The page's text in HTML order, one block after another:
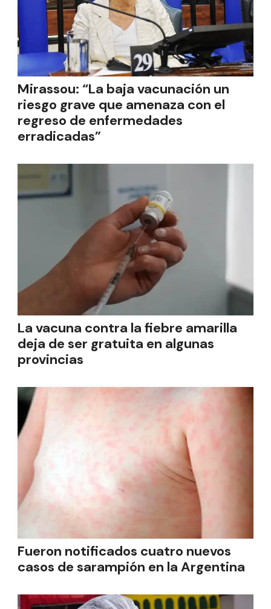
Mirassou: “La baja vacunación un
riesgo grave que amenaza con el
regreso de enfermedades
erradicadas”
La vacuna contra la fiebre amarilla
deja de ser gratuita en algunas
provincias
Fueron notificados cuatro nuevos
casos de sarampión en la Argentina